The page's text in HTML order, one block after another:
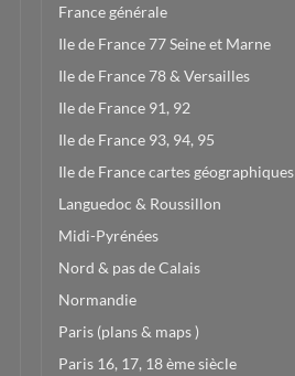
France générale
Ile de France 77 Seine et Marne
Ile de France 78 & Versailles
Ile de France 91, 92
Ile de France 93, 94, 95
Ile de France cartes géographiques
Languedoc & Roussillon
Midi-Pyrénées
Nord & pas de Calais
Normandie
Paris (plans & maps )
Paris 16, 17, 18 ème siècle